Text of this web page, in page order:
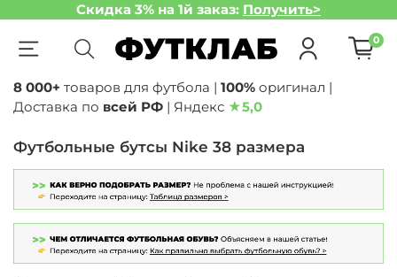
Скидка 3% на 1й заказ: Получить>
0
8 000+ товаров для футбола | 100% оригинал |
Доставка по всей РФ | Яндекс ★5,0
Футбольные бутсы Nike 38 размера